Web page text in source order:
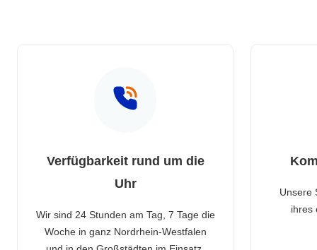
Verfügbarkeit rund um die
Uhr
Wir sind 24 Stunden am Tag, 7 Tage die
Woche in ganz Nordrhein-Westfalen
Unsere
ihres